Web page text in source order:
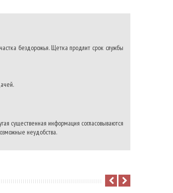
бездорожья. Щетка продлит срок службы
существенная информация согласовываются
неудобства.